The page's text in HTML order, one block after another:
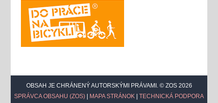
OBSAH JE CHRÁNENÝ AUTORSKÝMI PRÁVAMI. © ZOS 2026
SPRÁVCA OBSAHU (ZOS)
MAPA STRÁNOK TECHNICKÁ PODPORA